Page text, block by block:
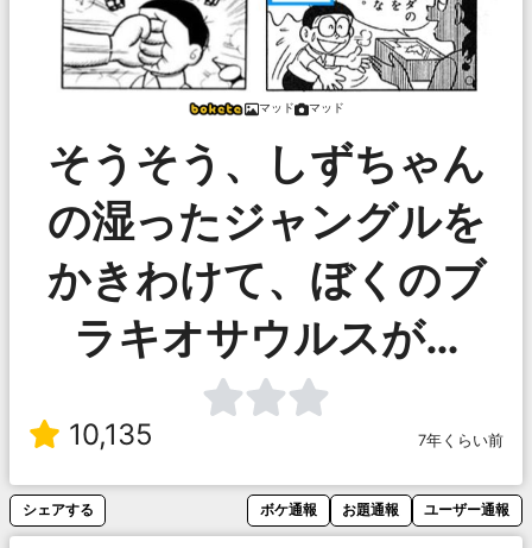
マッド マッド
そうそう、しずちゃん
の湿ったジャングルを
かきわけて、ぼくのブ
ラキオサウルスが…
10,135 7年くらい前
シェアする ボケ通報 お題通報 ユーザー通報